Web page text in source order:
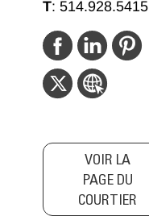
T:514.928.5415
VOIR LA
PAGE DU
COURTIER